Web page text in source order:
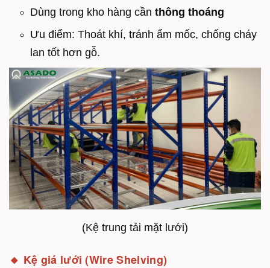
Dùng trong kho hàng cần thông thoáng
Ưu điểm: Thoát khí, tránh ẩm mốc, chống cháy
lan tốt hơn gỗ.
(Kệ trung tải mặt lưới)
🔸 Kệ giá lưới (Wire Shelving)